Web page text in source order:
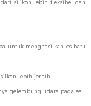
silikon lebih fleksibel dan
untuk menghasilkan es batu
lebih jernih.
gelembung udara pada es